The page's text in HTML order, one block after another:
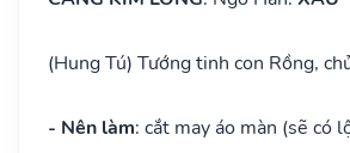
(Hung Tú) Tướng tinh con Rồng,
- Nên làm: cắt may áo màn (sẽ có